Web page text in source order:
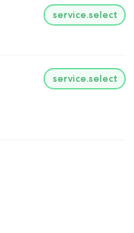
service.select
service.select